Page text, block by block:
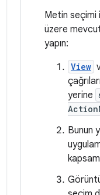
Metin seçimi
üzere
yapın:
View
yerine
Bunun